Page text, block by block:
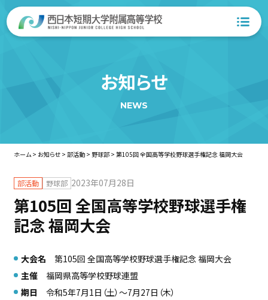
お知らせ
NEWS
ホーム> お知らせ> 部活動> 野球部> 第105回 全国高等学校野球選手権記念 福岡大会
部活動 野球部 2023年07月28日
第105回 全国高等学校野球選手権
記念 福岡大会
大会名 第105回 全国高等学校野球選手権記念 福岡大会
主催福岡県高等学校野球連盟
期日 令和5年7月1日（土）～7月27日（木）